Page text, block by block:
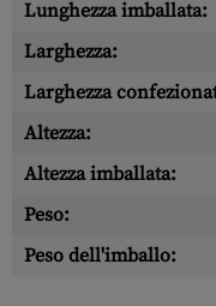
Lunghezza imballata:
Larghezza:
Larghezza
Altezza:
Altezza imballata:
Peso:
Peso dell'imballo: